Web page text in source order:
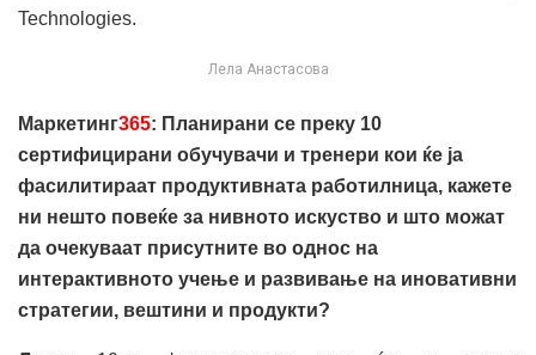
Technologies.
Лела Анастасова
Маркетинг365: Планирани се преку 10
сертифицирани обучувачи и тренери кои ќе ја
фасилитираат продуктивната работилница, кажете
ни нешто повеќе за нивното искуство и што можат
да очекуваат присутните во однос на
интерактивното учење и развивање на иновативни
стратегии, вештини и продукти?